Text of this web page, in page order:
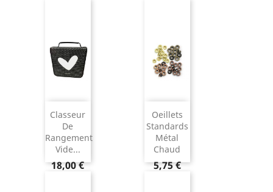
Classeur
De
Rangement
Vide...
18,00 €
Oeillets
Standards
Métal
Chaud
5,75 €